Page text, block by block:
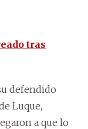
tras
defendido
Luque,
a que lo